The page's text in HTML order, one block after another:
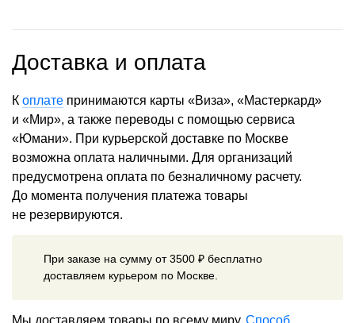
Доставка и оплата
К оплате принимаются карты «Виза», «Мастеркард»
и «Мир», а также переводы с помощью сервиса
«Юмани». При курьерской доставке по Москве
возможна оплата наличными. Для организаций
предусмотрена оплата по безналичному расчету.
До момента получения платежа товары
не резервируются.
При заказе на сумму от 3500 ₽ бесплатно
доставляем курьером по Москве.
Мы доставляем товары по всему миру. Способ